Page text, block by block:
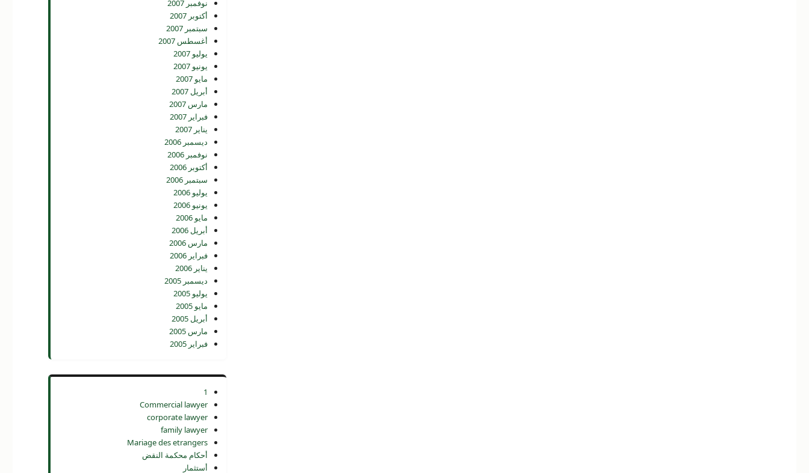
نوفمبر 2007
أكتوبر 2007
سبتمبر 2007
أغسطس 2007
يوليو 2007
يونيو 2007
مايو 2007
أبريل 2007
مارس 2007
فبراير 2007
يناير 2007
ديسمبر 2006
نوفمبر 2006
أكتوبر 2006
سبتمبر 2006
يوليو 2006
يونيو 2006
مايو 2006
أبريل 2006
مارس 2006
فبراير 2006
يناير 2006
ديسمبر 2005
يوليو 2005
مايو 2005
أبريل 2005
مارس 2005
فبراير 2005
1
Commercial lawyer
corporate lawyer
family lawyer
Mariage des etrangers
أحكام محكمة النقض
أستثمار